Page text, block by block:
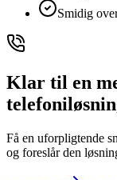
Smidig
Klar til en
Få en uforpligtende
og foreslår den